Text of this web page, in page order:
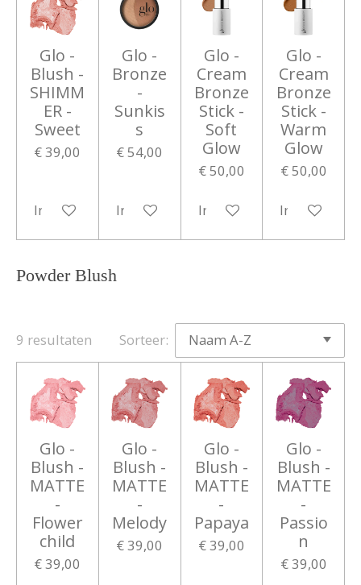
Glo -
Blush -
SHIMM
ER -
Sweet
€ 39,00
In winkelwagen
Glo -
Bronze
-
Sunkis
s
€ 54,00
In winkelwagen
Glo -
Cream
Bronze
Stick -
Soft
Glow
€ 50,00
In winkelwagen
Glo -
Cream
Bronze
Stick -
Warm
Glow
€ 50,00
In
Powder Blush
9 resultaten Sorteer:
Glo -
Blush -
MATTE
-
Flower
child
€ 39,00
Glo -
Blush -
MATTE
-
Melody
€ 39,00
Glo -
Blush -
MATTE
-
Papaya
€ 39,00
Glo -
Blush -
MATTE
-
Passio
n
€ 39,00